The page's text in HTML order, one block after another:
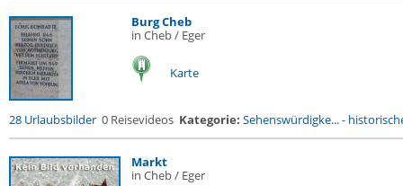
Burg Cheb
in Cheb / Eger
Karte
28 Urlaubsbilder 0 Reisevideos Kategorie: Sehenswürdigke...-
Markt
in Cheb / Eger